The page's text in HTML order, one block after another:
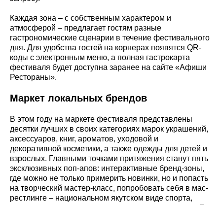
Каждая зона – с собственным характером и
атмосферой – предлагает гостям разные
гастрономические сценарии в течение фестивального
дня. Для удобства гостей на корнерах появятся QR-
коды с электронным меню, а полная гастрокарта
фестиваля будет доступна заранее на сайте «Афиши
Рестораны».
Маркет локальных брендов
В этом году на маркете фестиваля представлены
десятки лучших в своих категориях марок украшений,
аксессуаров, книг, ароматов, уходовой и
декоративной косметики, а также одежды для детей и
взрослых. Главными точками притяжения станут пять
эксклюзивных поп-апов: интерактивные бренд-зоны,
где можно не только примерить новинки, но и попасть
на творческий мастер-класс, попробовать себя в мас-
рестлинге – национальном якутском виде спорта,